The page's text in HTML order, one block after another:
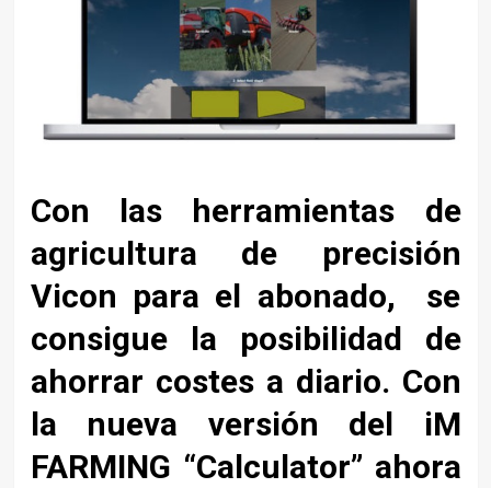
Con las herramientas de
agricultura de precisión
Vicon para el abonado, se
consigue la posibilidad de
ahorrar costes a diario. Con
la nueva versión del iM
FARMING “Calculator” ahora